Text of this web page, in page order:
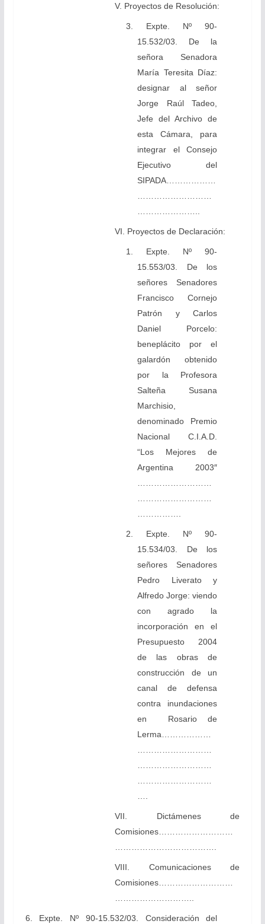
V. Proyectos de Resolución:
3. Expte. Nº 90-
15.532/03. De la
señora Senadora
María Teresita Díaz:
designar al señor
Jorge Raúl Tadeo,
Jefe del Archivo de
esta Cámara, para
integrar el Consejo
Ejecutivo del
SIPADA………………
………………………
…………………..
VI. Proyectos de Declaración:
1. Expte. Nº 90-
15.553/03. De los
señores Senadores
Francisco Cornejo
Patrón y Carlos
Daniel Porcelo:
beneplácito por el
galardón obtenido
por la Profesora
Salteña Susana
Marchisio,
denominado Premio
Nacional C.I.A.D.
“Los Mejores de
Argentina 2003″
………………………
………………………
…………….
2. Expte. Nº 90-
15.534/03. De los
señores Senadores
Pedro Liverato y
Alfredo Jorge: viendo
con agrado la
incorporación en el
Presupuesto 2004
de las obras de
construcción de un
canal de defensa
contra inundaciones
en Rosario de
Lerma………………
………………………
………………………
………………………
….
VII. Dictámenes de
Comisiones………………………
……………………………….
VIII. Comunicaciones de
Comisiones………………………
………………………..
6. Expte. Nº 90-15.532/03. Consideración del